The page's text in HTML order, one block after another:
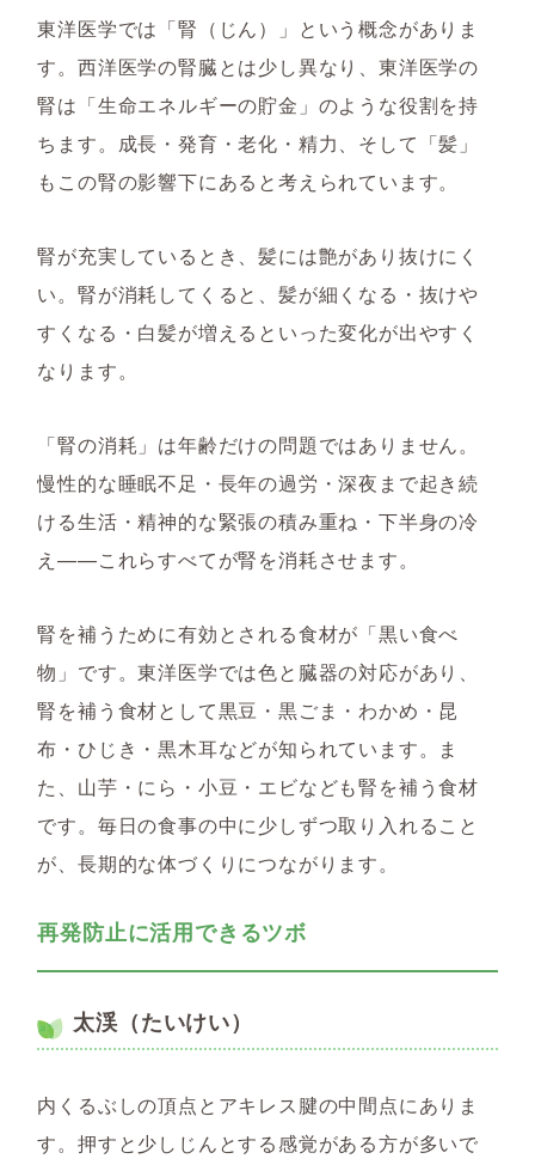
東洋医学では「腎（じん）」という概念がありま
す。西洋医学の腎臓とは少し異なり、東洋医学の
腎は「生命エネルギーの貯金」のような役割を持
ちます。成長・発育・老化・精力、そして「髪」
もこの腎の影響下にあると考えられています。
腎が充実しているとき、髪には艶があり抜けにく
い。腎が消耗してくると、髪が細くなる・抜けや
すくなる・白髪が増えるといった変化が出やすく
なります。
「腎の消耗」は年齢だけの問題ではありません。
慢性的な睡眠不足・長年の過労・深夜まで起き続
ける生活・精神的な緊張の積み重ね・下半身の冷
え——これらすべてが腎を消耗させます。
腎を補うために有効とされる食材が「黒い食べ
物」です。東洋医学では色と臓器の対応があり、
腎を補う食材として黒豆・黒ごま・わかめ・昆
布・ひじき・黒木耳などが知られています。ま
た、山芋・にら・小豆・エビなども腎を補う食材
です。毎日の食事の中に少しずつ取り入れること
が、長期的な体づくりにつながります。
再発防止に活用できるツボ
太渓（たいけい）
内くるぶしの頂点とアキレス腱の中間点にありま
す。押すと少しじんとする感覚がある方が多いで